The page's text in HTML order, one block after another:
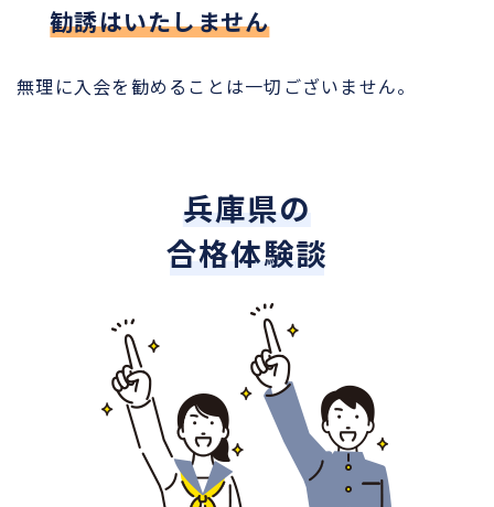
勧誘はいたしません
無理に入会を勧めることは一切ございません。
兵庫県の
合格体験談